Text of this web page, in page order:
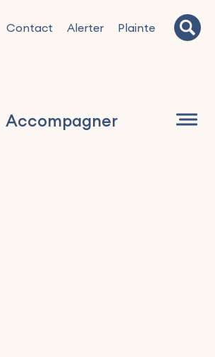
Contact Alerter Plainte
Accompagner